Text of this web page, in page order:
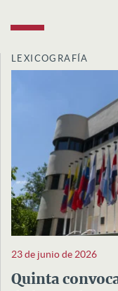
LEXICOGRAFÍA
23 de junio de 2026
Quinta